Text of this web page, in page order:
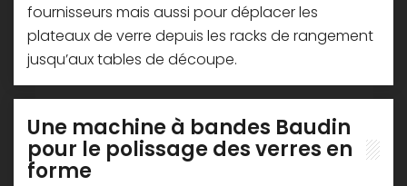
fournisseurs mais aussi pour déplacer les
plateaux de verre depuis les racks de rangement
jusqu’aux tables de découpe.
Une machine à bandes Baudin
pour le polissage des verres en
forme